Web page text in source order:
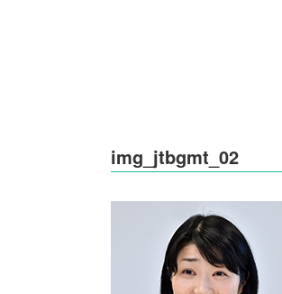
img_jtbgmt_02